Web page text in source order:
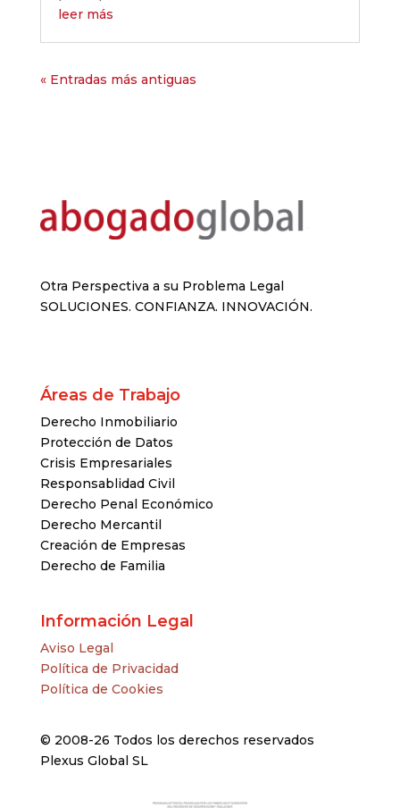
leer más
« Entradas más antiguas
Otra Perspectiva a su Problema Legal
SOLUCIONES. CONFIANZA. INNOVACIÓN.
Áreas de Trabajo
Derecho Inmobiliario
Protección de Datos
Crisis Empresariales
Responsablidad Civil
Derecho Penal Económico
Derecho Mercantil
Creación de Empresas
Derecho de Familia
Información Legal
Aviso Legal
Política de Privacidad
Política de Cookies
© 2008-26 Todos los derechos reservados
Plexus Global SL